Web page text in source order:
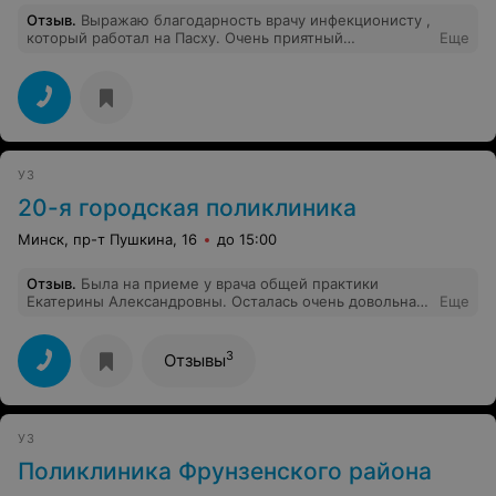
доброжелательны. Никаких очередей, все четко и по
времени. В общем, если у вас есть подобные
Обращайтесь к Виталию Аркадьевичу — он
профессионал своего дела и очень внимательный
врач.
Отзыв. Выражаю благодарность врачу инфекционисту ,
который работал на Пасху. Очень приятный
объяснил. В восторге
Еще
УЗ
20-я городская поликлиника
Минск, пр-т Пушкина, 16 до 15:00
Отзыв. Была на приеме у врача общей практики
Екатерины Александровны. Осталась очень довольна.
профессионал с большой буквы. Побольше бы таких
врачей!
Еще
Отзывы3
УЗ
Поликлиника Фрунзенского района